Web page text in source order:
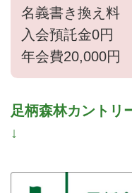
名義書き換え
入会預託
年会費20,000円
足柄森林カントリ
↓